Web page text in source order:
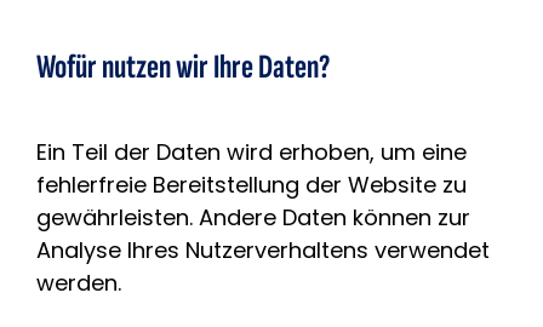
Wofür nutzen wir Ihre Daten?
Ein Teil der Daten wird erhoben, um eine
fehlerfreie Bereitstellung der Website zu
gewährleisten. Andere Daten können zur
Analyse Ihres Nutzerverhaltens verwendet
werden.